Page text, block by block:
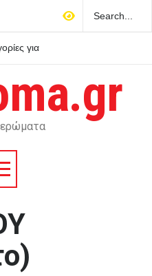
για
σορό του πατέρα του
καταψύκτη